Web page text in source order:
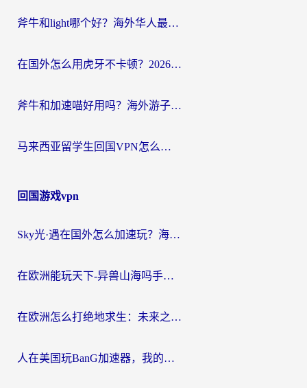
斧牛和light哪个好？海外华人最关心的回国加速器选择难题，一篇讲透
在国外怎么用虎牙不卡顿？2026海外华人亲测有效的回国加速器选择指南
斧牛和加速喵好用吗？海外游子的真实选择困境
马来西亚留学生回国VPN怎么选？3个避坑点+1款实测好用的加速器推荐
回国游戏vpn
Sky光·遇在国外怎么加速玩？海外党亲测有效的国服游戏加速指南
在欧洲能玩天下-异兽山海吗手游？海外玩家的加速器生存指南
在欧洲怎么打绝地求生：未来之役不卡？留学生亲测的加速器避坑指南
人在美国玩BanG加速器，我的延迟终于绿了